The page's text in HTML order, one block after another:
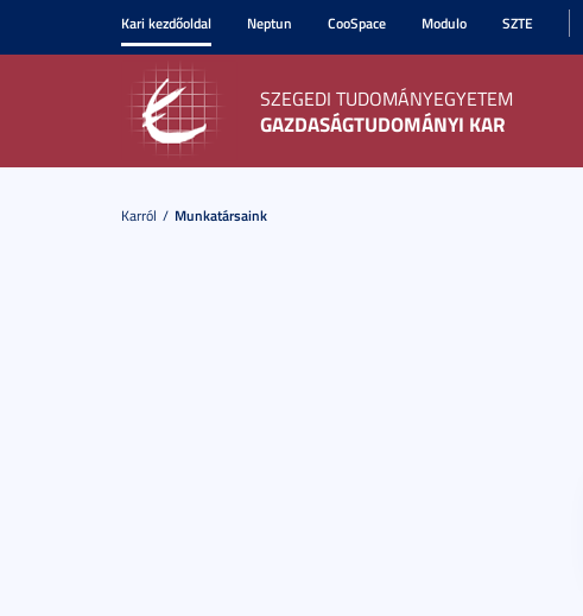
Kari kezdőoldal Neptun CooSpace Modulo SZTE
SZEGEDI TUDOMÁNYEGYETEM
GAZDASÁGTUDOMÁNYI KAR
Karról Munkatársaink